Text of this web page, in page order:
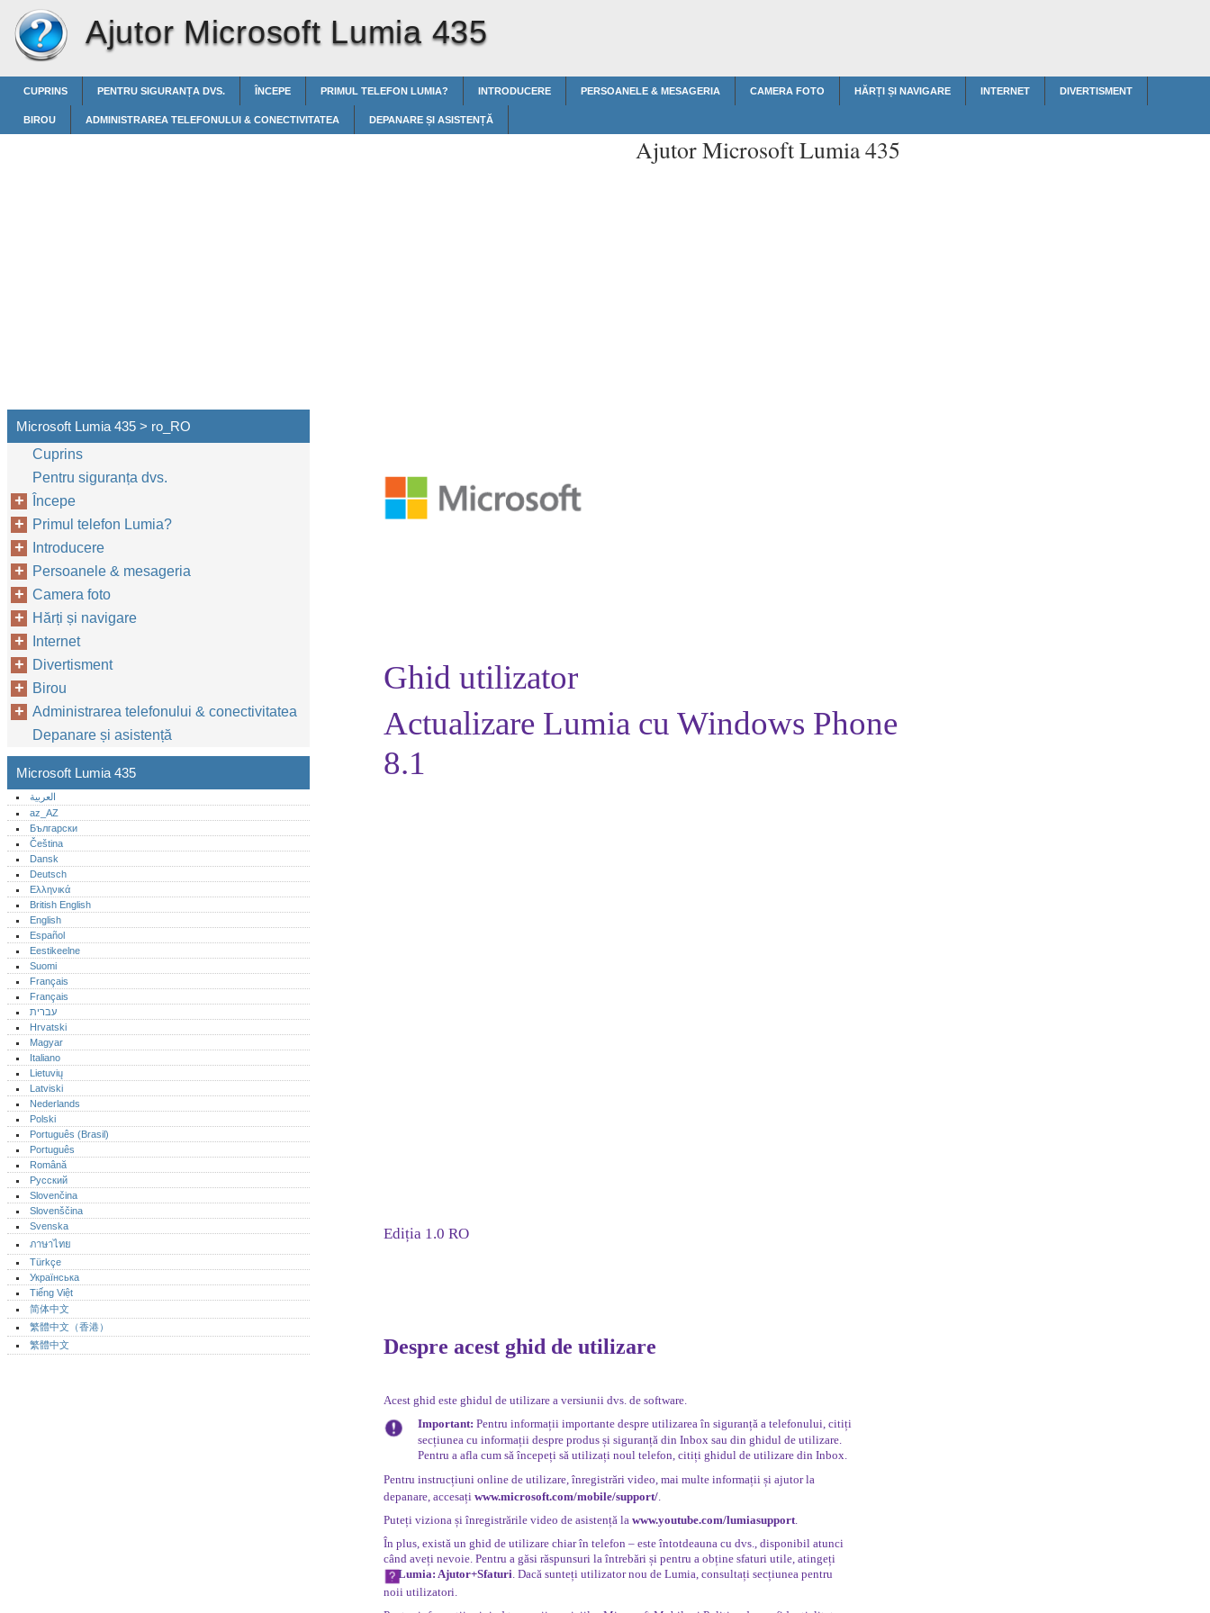
Ajutor Microsoft Lumia 435
CUPRINS PENTRU SIGURANȚA DVS. ÎNCEPE PRIMUL TELEFON LUMIA? INTRODUCERE PERSOANELE & MESAGERIA CAMERA FOTO HĂRȚI ȘI NAVIGARE INTERNET DIVERTISMENT
BIROU ADMINISTRAREA TELEFONULUI & CONECTIVITATEA DEPANARE ȘI ASISTENȚĂ
Ajutor Microsoft Lumia 435
Ghid utilizator
Actualizare Lumia cu Windows Phone
8.1
Ediția 1.0 RO
Despre acest ghid de utilizare
Acest ghid este ghidul de utilizare a versiunii dvs. de software.
Important: Pentru informații importante despre utilizarea în siguranță a telefonului, citiți
secțiunea cu informații despre produs și siguranță din Inbox sau din ghidul de utilizare.
Pentru a afla cum să începeți să utilizați noul telefon, citiți ghidul de utilizare din Inbox.
Pentru instrucțiuni online de utilizare, înregistrări video, mai multe informații și ajutor la
depanare, accesați www.microsoft.com/mobile/support/.
Puteți viziona și înregistrările video de asistență la www.youtube.com/lumiasupport.
În plus, există un ghid de utilizare chiar în telefon – este întotdeauna cu dvs., disponibil atunci
când aveți nevoie. Pentru a găsi răspunsuri la întrebări și pentru a obține sfaturi utile, atingeți
Lumia: Ajutor+Sfaturi. Dacă sunteți utilizator nou de Lumia, consultați secțiunea pentru
noii utilizatori.
Microsoft Lumia 435 > ro_RO
Cuprins
Pentru siguranța dvs.
Începe
Primul telefon Lumia?
Introducere
Persoanele & mesageria
Camera foto
Hărți și navigare
Internet
Divertisment
Birou
Administrarea telefonului & conectivitatea
Depanare și asistență
Microsoft Lumia 435
العربية
az_AZ
Български
Čeština
Dansk
Deutsch
Ελληνικά
British English
English
Español
Eestikeelne
Suomi
Français
Français
עברית
Hrvatski
Magyar
Italiano
Lietuvių
Latviski
Nederlands
Polski
Português (Brasil)
Português‎
Română
Русский
Slovenčina
Slovenščina
Svenska
ภาษาไทย
Türkçe
Українська
Tiếng Việt
简体中文
繁體中文（香港）
繁體中文